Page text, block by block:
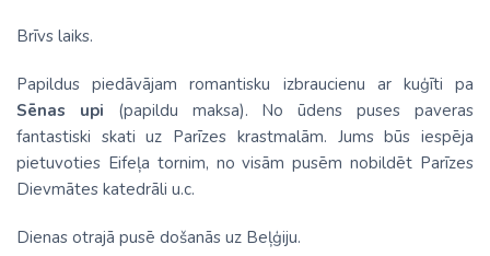
Brīvs laiks.
Papildus piedāvājam romantisku izbraucienu ar kuģīti pa
Sēnas upi (papildu maksa). No ūdens puses paveras
fantastiski skati uz Parīzes krastmalām. Jums būs iespēja
pietuvoties Eifeļa tornim, no visām pusēm nobildēt Parīzes
Dievmātes katedrāli u.c.
Dienas otrajā pusē došanās uz Beļģiju.